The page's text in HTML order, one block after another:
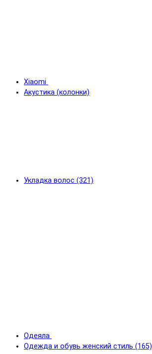
Xiaomi
Акустика (колонки)
Укладка волос (321)
Одеяла
Одежда и обувь женский стиль (165)